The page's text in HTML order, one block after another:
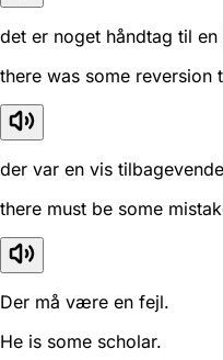
det er noget håndtag til en
there was some reversion
der var en vis
there must be some
Der må være en fejl.
He is some scholar.